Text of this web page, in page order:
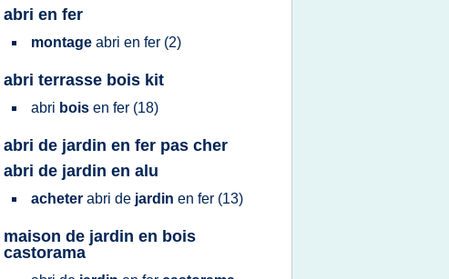
abri en fer
montage abri en fer (2)
abri terrasse bois kit
abri bois en fer (18)
abri de jardin en fer pas cher
abri de jardin en alu
acheter abri de jardin en fer (13)
maison de jardin en bois
castorama